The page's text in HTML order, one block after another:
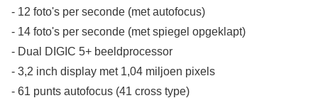
- 12 foto's per seconde (met autofocus)
- 14 foto's per seconde (met spiegel opgeklapt)
- Dual DIGIC 5+ beeldprocessor
- 3,2 inch display met 1,04 miljoen pixels
- 61 punts autofocus (41 cross type)